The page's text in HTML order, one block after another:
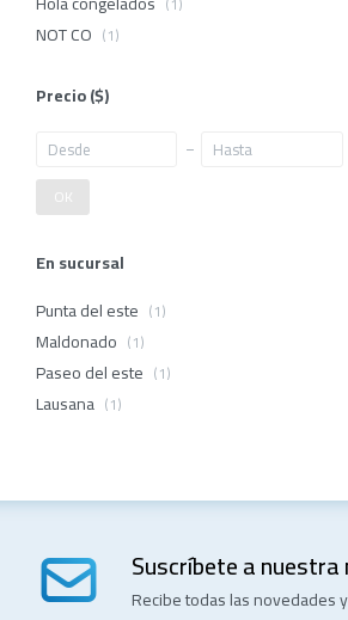
NOT CO (1)
Precio($)
OK
En sucursal
Punta del este (1)
Maldonado (1)
Paseo del este (1)
Lausana (1)
Suscríbete a
Recibe todas las novedades